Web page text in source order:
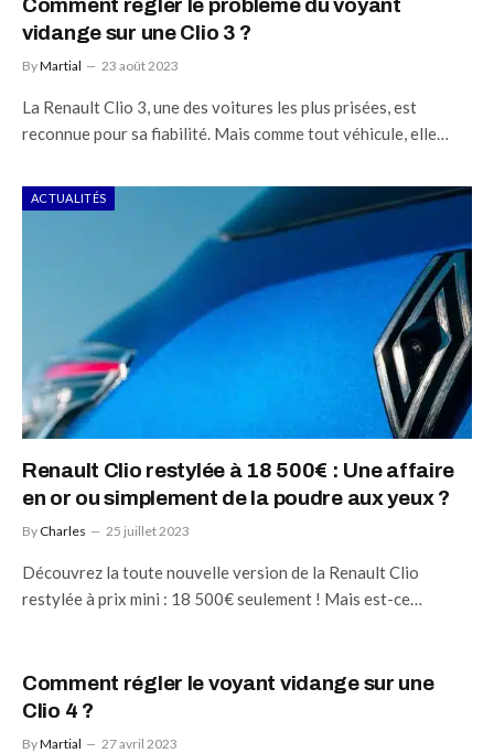
vidange sur une Clio 3 ?
ByMartial 23 août 2023
La Renault Clio 3, une des voitures les plus prisées, est
reconnue pour sa fiabilité. Mais comme tout véhicule, elle…
ACTUALITÉS
Renault Clio restylée à 18 500€ : Une affaire
en or ou simplement de la poudre aux yeux ?
By Charles 25 juillet 2023
Découvrez la toute nouvelle version de la Renault Clio
restylée à prix mini : 18 500€ seulement ! Mais est-ce…
Comment régler le voyant vidange sur une
Clio 4 ?
ByMartial 27 avril 2023